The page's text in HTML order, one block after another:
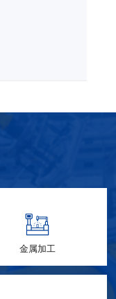
金属加工